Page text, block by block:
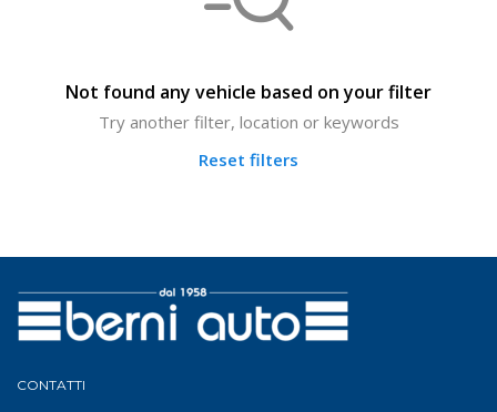
Not found any vehicle based on your filter
Try another filter, location or keywords
Reset filters
CONTATTI